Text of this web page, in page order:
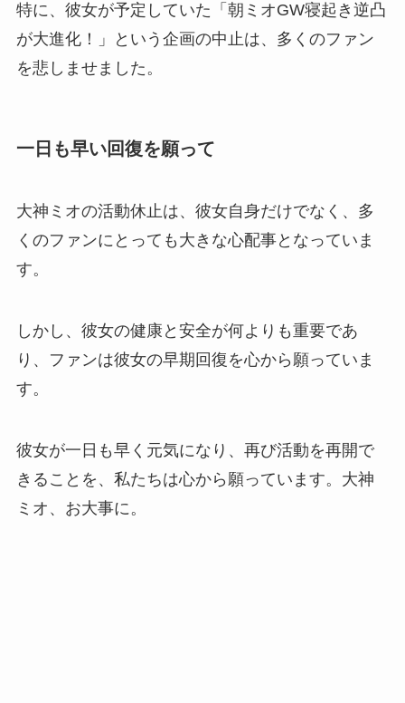
特に、彼女が予定していた「朝ミオGW寝起き逆凸
が大進化！」という企画の中止は、多くのファン
を悲しませました。
一日も早い回復を願って
大神ミオの活動休止は、彼女自身だけでなく、多
くのファンにとっても大きな心配事となっていま
す。
しかし、彼女の健康と安全が何よりも重要であ
り、ファンは彼女の早期回復を心から願っていま
す。
彼女が一日も早く元気になり、再び活動を再開で
きることを、私たちは心から願っています。大神
ミオ、お大事に。